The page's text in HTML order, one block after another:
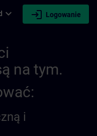
expand_more login Logowanie
na tym.
i